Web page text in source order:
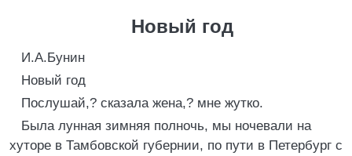
Новый год
И.А.Бунин
Новый год
Послушай,? сказала жена,? мне жутко.
Была лунная зимняя полночь, мы ночевали на
хуторе в Тамбовской губернии, по пути в Петербург с